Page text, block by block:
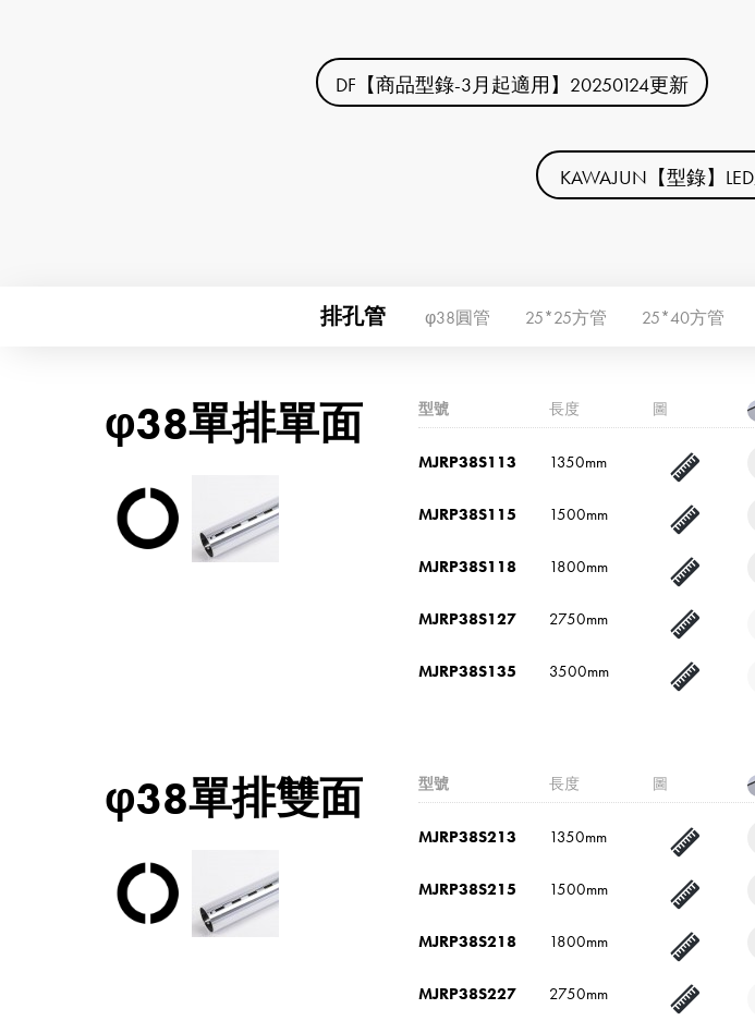
DF【商品型錄-3月起適用】20250124更新
KAWAJUN【型錄】
排孔管 φ38圓管 25*25方管 25*40方管
φ38單排單面 型號 長度 圖
MJRP38S113 1350mm
MJRP38S115 1500mm
MJRP38S118 1800mm
MJRP38S127 2750mm
MJRP38S135 3500mm
φ38單排雙面 型號 長度 圖
MJRP38S213 1350mm
MJRP38S215 1500mm
MJRP38S218 1800mm
MJRP38S227 2750mm